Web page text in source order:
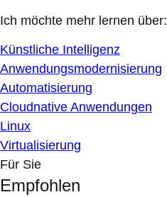
Ich möchte mehr lernen über:
Künstliche Intelligenz
Anwendungsmodernisierung
Automatisierung
Cloudnative Anwendungen
Linux
Virtualisierung
Für Sie
Empfohlen